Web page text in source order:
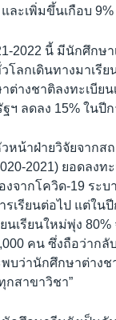
ละเพิ่มขึ้นเกือบ
2022 นี้ มีนักศึกษ
โลกเดินทางมาเรี
างชาติลงทะเบียน
ฯ ลดลง 15% ในปี
หน้าฝ่ายวิจัยจากสถ
2021) ยอดลงท
งจากโควิด-19 ระบ
รเรียนต่อไป แต่ใน
นเรียนใหม่พุ่ง
คน ซึ่งถือว่าก
บว่านักศึกษาต่างช
กสาขาวิชา”